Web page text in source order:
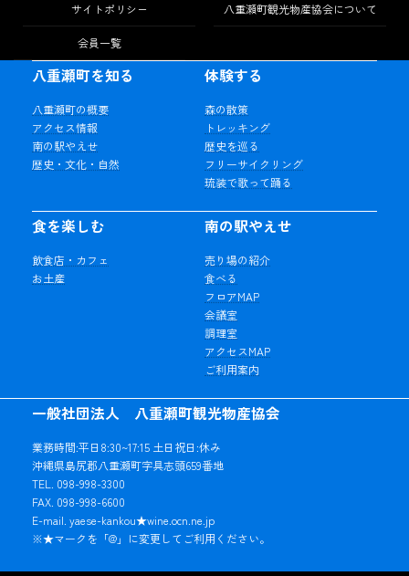
サイトポリシー 八重瀬町観光物産協会について
会員一覧
一般社団法人 八重瀬町観光物産協会
業務時間:平日8:30~17:15 土日祝日:休み
沖縄県島尻郡八重瀬町字具志頭659番地
TEL. 098-998-3300
FAX. 098-998-6600
E-mail. yaese-kankou★wine.ocn.ne.jp
※★マークを「@」に変更してご利用ください。
八重瀬町を知る
八重瀬町の概要
アクセス情報
南の駅やえせ
歴史・文化・自然
体験する
森の散策
トレッキング
歴史を巡る
フリーサイクリング
琉装で歌って踊る
食を楽しむ
飲食店・カフェ
お土産
南の駅やえせ
売り場の紹介
食べる
フロアMAP
会議室
調理室
アクセスMAP
ご利用案内